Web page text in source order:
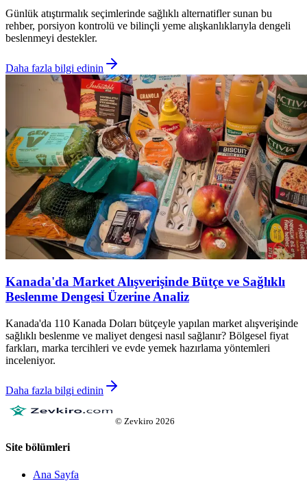
Günlük atıştırmalık seçimlerinde sağlıklı alternatifler sunan bu
rehber, porsiyon kontrolü ve bilinçli yeme alışkanlıklarıyla dengeli
beslenmeyi destekler.
Daha fazla bilgi edinin
Kanada'da Market Alışverişinde Bütçe ve Sağlıklı
Beslenme Dengesi Üzerine Analiz
Kanada'da 110 Kanada Doları bütçeyle yapılan market alışverişinde
sağlıklı beslenme ve maliyet dengesi nasıl sağlanır? Bölgesel fiyat
farkları, marka tercihleri ve evde yemek hazırlama yöntemleri
inceleniyor.
Daha fazla bilgi edinin
© Zevkiro 2026
Site bölümleri
Ana Sayfa